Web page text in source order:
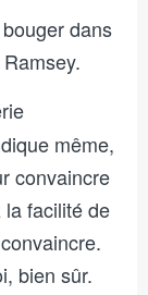
dans
même,
convaincre
facilité de
bien sûr.